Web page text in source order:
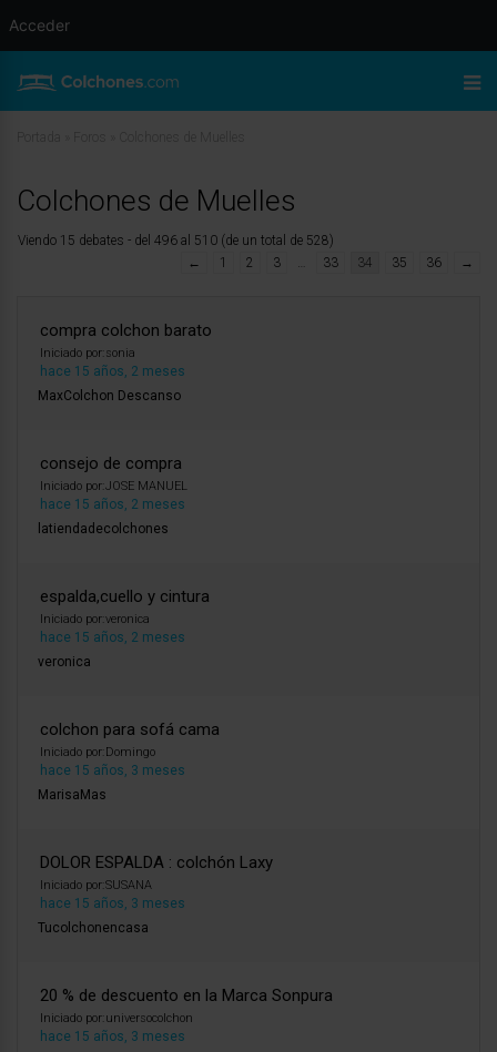
Colchones de Muelles
Viendo 15 debates - del 496 al 510 (de un total de 528)
←
1 2 3 … 33 34 35 36 →
compra colchon barato
Iniciado por:sonia
hace 15 años, 2 meses
MaxColchon Descanso
consejo de compra
Iniciado por:JOSE MANUEL
hace 15 años, 2 meses
latiendadecolchones
espalda,cuello y cintura
Iniciado por:veronica
hace 15 años, 2 meses
veronica
colchon para sofá cama
Iniciado por:Domingo
hace 15 años, 3 meses
MarisaMas
DOLOR ESPALDA : colchón Laxy
Iniciado por:SUSANA
hace 15 años, 3 meses
Tucolchonencasa
20 % de descuento en la Marca Sonpura
Iniciado por:universocolchon
hace 15 años, 3 meses
Acceder